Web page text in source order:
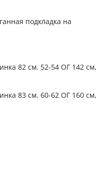
подкладка на
82 см. 52-54 ОГ 142 см,
83 см. 60-62 ОГ 160 см,